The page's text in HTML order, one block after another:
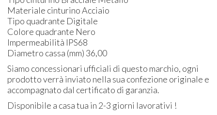
Materiale cinturino Acciaio
Tipo quadrante Digitale
Colore quadrante Nero
Impermeabilità IPS68
Diametro cassa (mm) 36,00
Siamo concessionari ufficiali di questo marchio, ogni
prodotto verrà inviato nella sua confezione originale e
accompagnato dal certificato di garanzia.
Disponibile a casa tua in 2-3 giorni lavorativi !